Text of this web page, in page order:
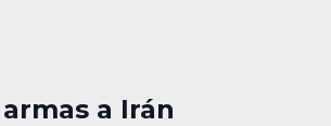
a Irán